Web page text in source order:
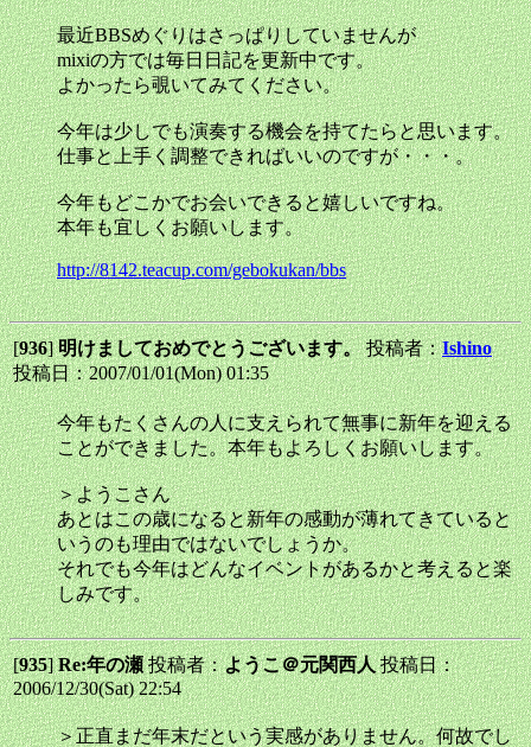
最近BBSめぐりはさっぱりしていませんが
mixiの方では毎日日記を更新中です。
よかったら覗いてみてください。
今年は少しでも演奏する機会を持てたらと思います。
仕事と上手く調整できればいいのですが・・・。
今年もどこかでお会いできると嬉しいですね。
本年も宜しくお願いします。
http://8142.teacup.com/gebokukan/bbs
[936]明けましておめでとうございます。投稿者：Ishino
投稿日：2007/01/01(Mon) 01:35
今年もたくさんの人に支えられて無事に新年を迎える
ことができました。本年もよろしくお願いします。
＞ようこさん
あとはこの歳になると新年の感動が薄れてきていると
いうのも理由ではないでしょうか。
それでも今年はどんなイベントがあるかと考えると楽
しみです。
[935]Re:年の瀬投稿者：ようこ＠元関西人投稿日：
2006/12/30(Sat) 22:54
＞正直まだ年末だという実感がありません。何故でし